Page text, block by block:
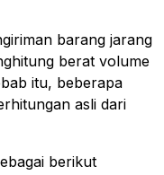
barang jarang
berat volume
itu, beberapa
asli dari
berikut